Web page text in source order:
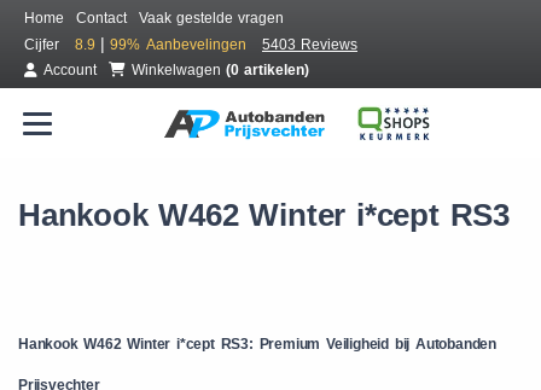
Home Contact
Vaak gestelde vragen
Cijfer
8.9 | 99% Aanbevelingen
5403 Reviews
Account
Winkelwagen (0 artikelen)
Hankook W462 Winter i*cept RS3
Hankook W462 Winter i*cept RS3: Premium Veiligheid bij Autobanden
Prijsvechter